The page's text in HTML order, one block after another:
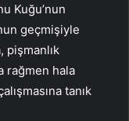
Kuğu’nun
geçmişiyle
pişmanlık
rağmen hala
tanık